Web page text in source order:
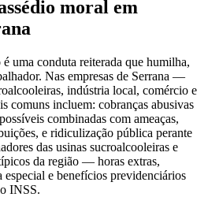
moral em
uma conduta reiterada que humilha,
Nas empresas de Serrana —
indústria local, comércio e
comuns incluem: cobranças abusivas
combinadas com ameaças,
e ridiculização pública perante
das usinas sucroalcooleiras e
da região — horas extras,
especial e benefícios previdenciários
INSS.